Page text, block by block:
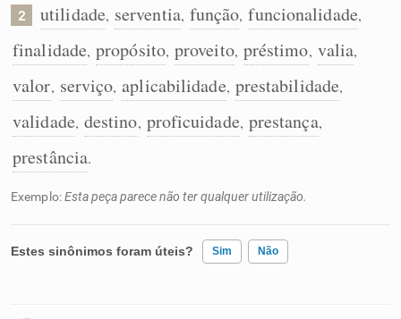
Sinônimos
2 utilidade, serventia, função, funcionalidade,
finalidade, propósito, proveito, préstimo, valia,
valor, serviço, aplicabilidade, prestabilidade,
validade, destino, proficuidade, prestança,
prestância.
Exemplo:Esta peça parece não ter qualquer utilização.
Estes sinônimos foram úteis? Sim Não